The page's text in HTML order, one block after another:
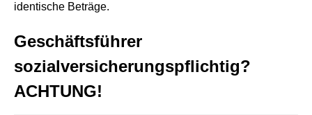
identische Beträge.
Geschäftsführer
sozialversicherungspflichtig?
ACHTUNG!